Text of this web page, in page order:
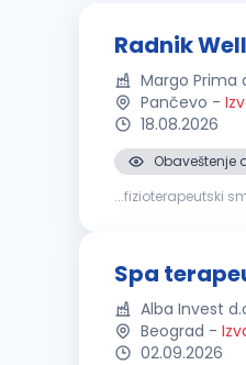
Radnik
Margo Prima
Pančevo -
18.08.2026
Obaveštenje
...fizioterapeutski
Spa
Alba Invest
Beograd -
02.09.2026